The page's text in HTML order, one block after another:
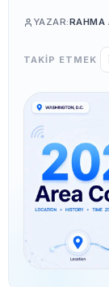
YAZAR:RAHMA
TAKİP ETMEK